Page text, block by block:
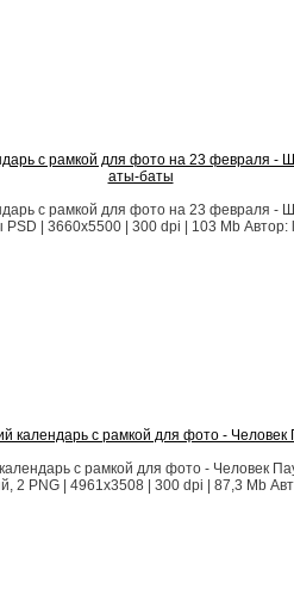
с рамкой для фото на 23 февраля -
аты-баты
с рамкой для фото на 23 февраля -
PSD | 3660x5500 | 300 dpi | 103 Mb Автор:
календарь с рамкой для фото - Человек
с рамкой для фото - Человек
2 PNG | 4961x3508 | 300 dpi | 87,3 Mb